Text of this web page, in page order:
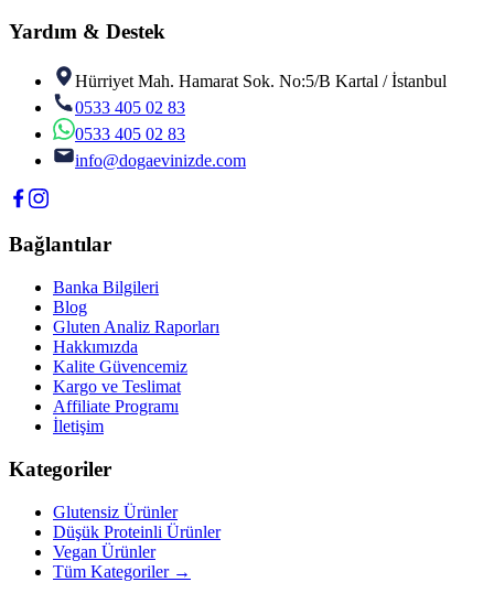
Yardım & Destek
Hürriyet Mah. Hamarat Sok. No:5/B Kartal / İstanbul
0533 405 02 83
0533 405 02 83
info@dogaevinizde.com
Bağlantılar
Banka Bilgileri
Blog
Gluten Analiz Raporları
Hakkımızda
Kalite Güvencemiz
Kargo ve Teslimat
Affiliate Programı
İletişim
Kategoriler
Glutensiz Ürünler
Düşük Proteinli Ürünler
Vegan Ürünler
Tüm Kategoriler →